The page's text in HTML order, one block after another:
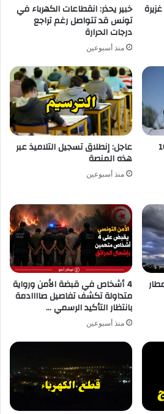
غزيرة خبير يحذر: انقطاعات الكهرباء في
تونس قد تتواصل رغم تراجع
درجات الحرارة
منذ أسبوعين
عاجل: إنطلاق تسجيل التلاميذ عبر
هذه المنصة
منذ أسبوعين
4 أشخاص في قبضة الأمن ورواية
متداولة تكشف تفاصيل صاااادمة
بانتظار التأكيد الرسمي …
منذ أسبوعين